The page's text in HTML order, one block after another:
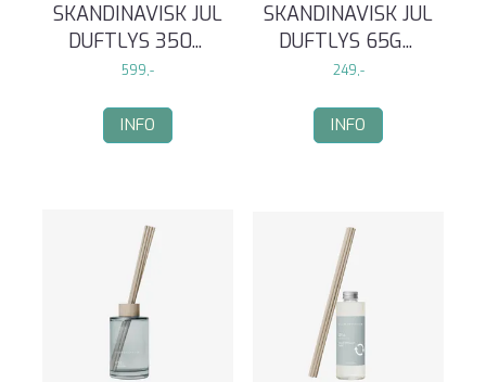
SKANDINAVISK JUL
DUFTLYS 350...
599,-
INFO
SKANDINAVISK JUL
DUFTLYS 65G...
249,-
INFO